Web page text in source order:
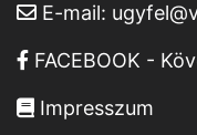
E-mail:
FACEBOOK -
Impresszum